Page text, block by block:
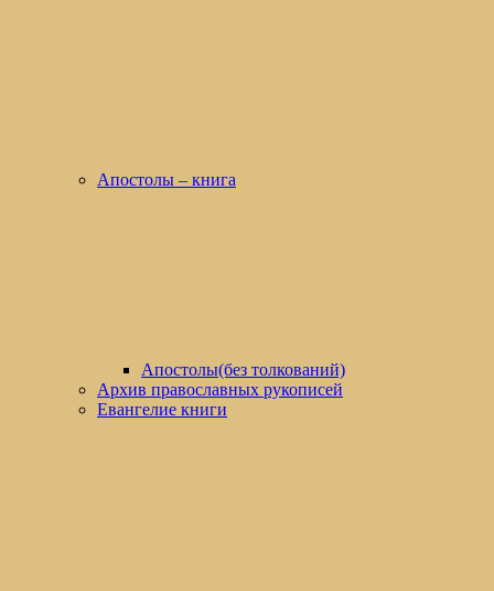
Апостолы – книга
Апостолы(без толкований)
Архив православных рукописей
Евангелие книги